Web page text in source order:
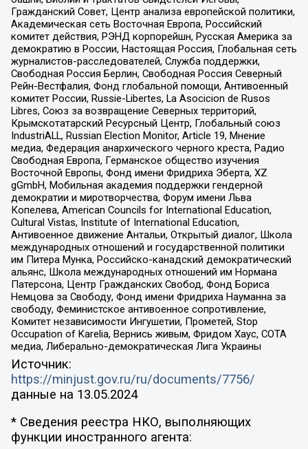
Гражданский Совет, Центр анализа европейской политики,
Академическая сеть Восточная Европа, Российский
комитет действия, РЭНД корпорейшн, Русская Америка за
демократию в России, Настоящая Россия, Глобальная сеть
журналистов-расследователей, Служба поддержки,
Свободная Россия Берлин, Свободная Россия Северный
Рейн-Вестфалия, Фонд глобальной помощи, Антивоенный
комитет России, Russie-Libertes, La Asocicion de Rusos
Libres, Союз за возвращение Северных территорий,
Крымскотатарский Ресурсный Центр, Глобальный союз
IndustriALL, Russian Election Monitor, Article 19, Мнение
медиа, Федерация анархического черного креста, Радио
Свободная Европа, Германское общество изучения
Восточной Европы, Фонд имени Фридриха Эберта, XZ
gGmbH, Мобильная академия поддержки гендерной
демократии и миротворчества, Форум имени Льва
Копелева, American Councils for International Education,
Cultural Vistas, Institute of International Education,
Антивоенное движение Антальи, Открытый диалог, Школа
международных отношений и государственной политики
им Питера Мунка, Российско-канадский демократический
альянс, Школа международных отношений им Нормана
Патерсона, Центр Гражданских Свобод, Фонд Бориса
Немцова за Свободу, Фонд имени Фридриха Науманна за
свободу, Феминистское антивоенное сопротивление,
Комитет независимости Ингушетии, Прометей, Stop
Occupation of Karelia, Вернись живым, Фридом Хаус, СОТА
медиа, Либерально-демократическая Лига Украины
Источник:
https://minjust.gov.ru/ru/documents/7756/
данные на 13.05.2024
* Сведения реестра НКО, выполняющих
функции иностранного агента: